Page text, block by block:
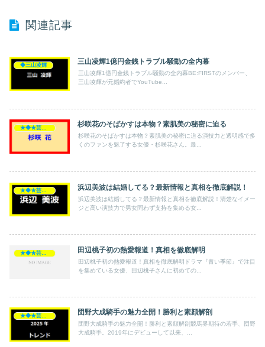
関連記事
◆三山凌輝 三山凌輝1億円金銭トラブル騒動の全内幕
三山凌輝1億円金銭トラブル騒動の全内幕BE:FIRSTのメンバー、
三山凌輝が元婚約者でYouTube...
杉咲花のそばかすは本物？素肌美の秘密に迫る
杉咲花のそばかすは本物？素肌美の秘密に迫る演技力と透明感で多
くのファンを魅了する女優・杉咲花さん。最...
浜辺美波は結婚してる？最新情報と真相を徹底解説！
浜辺美波は結婚してる？最新情報と真相を徹底解説！清楚なイメー
ジと高い演技力で男女問わず支持を集める女...
田辺桃子初の熱愛報道！真相を徹底解明
田辺桃子初の熱愛報道！真相を徹底解明ドラマ『青い季節』で注目
を集めている女優、田辺桃子さんに初めての...
団野大成騎手の魅力全開！勝利と素顔解剖
団野大成騎手の魅力全開！勝利と素顔解剖競馬界期待の若手、団野
大成騎手。2019年にデビューして以来、...